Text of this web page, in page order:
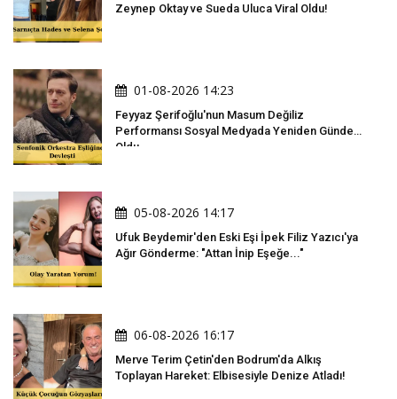
Zeynep Oktay ve Sueda Uluca Viral Oldu!
01-08-2026 14:23
Feyyaz Şerifoğlu'nun Masum Değiliz
Performansı Sosyal Medyada Yeniden Gündem
Oldu
05-08-2026 14:17
Ufuk Beydemir'den Eski Eşi İpek Filiz Yazıcı'ya
Ağır Gönderme: "Attan İnip Eşeğe..."
06-08-2026 16:17
Merve Terim Çetin'den Bodrum'da Alkış
Toplayan Hareket: Elbisesiyle Denize Atladı!